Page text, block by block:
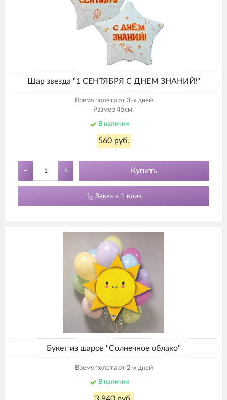
Шар звезда "1 СЕНТЯБРЯ С ДНЕМ ЗНАНИЙ!"
Время полета от 3-х дней
Размер 45см.
В наличии
560 руб.
- + Купить
Заказ в 1 клик
Букет из шаров "Солнечное облако"
Время полета от 2-х дней
В наличии